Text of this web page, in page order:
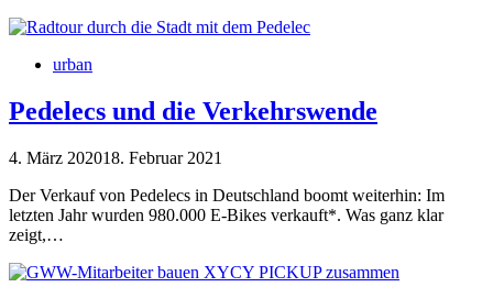
urban
Pedelecs und die Verkehrswende
4. März 202018. Februar 2021
Der Verkauf von Pedelecs in Deutschland boomt weiterhin: Im
letzten Jahr wurden 980.000 E-Bikes verkauft*. Was ganz klar
zeigt,…